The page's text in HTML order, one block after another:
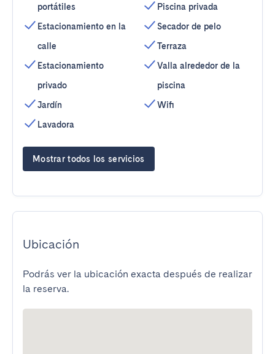
portátiles
Estacionamiento en la
calle
Estacionamiento
privado
Jardín
Lavadora
Piscina privada
Secador de pelo
Terraza
Valla alrededor de la
piscina
Wifi
Mostrar todos los servicios
Ubicación
Podrás ver la ubicación exacta después de realizar
la reserva.